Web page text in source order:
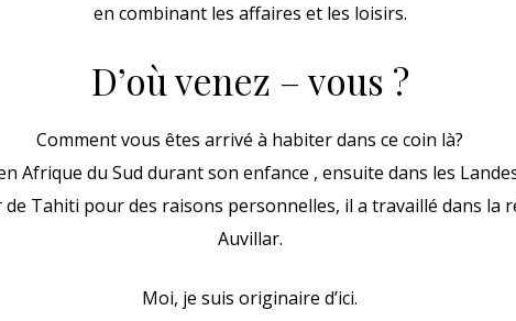
en combinant les affaires et les loisirs.
D’où venez – vous ?
Comment vous êtes arrivé à habiter dans ce coin là?
Afrique du Sud durant son enfance , ensuite dans les
de Tahiti pour des raisons personnelles, il a travaillé dans la
Auvillar.
Moi, je suis originaire d’ici.